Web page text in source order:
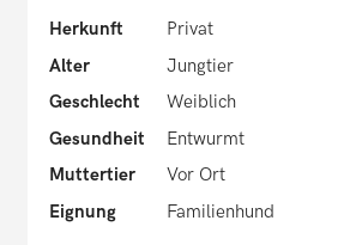
Herkunft
Privat
Alter
Jungtier
Geschlecht
Weiblich
Gesundheit
Entwurmt
Muttertier
Vor Ort
Eignung
Familienhund